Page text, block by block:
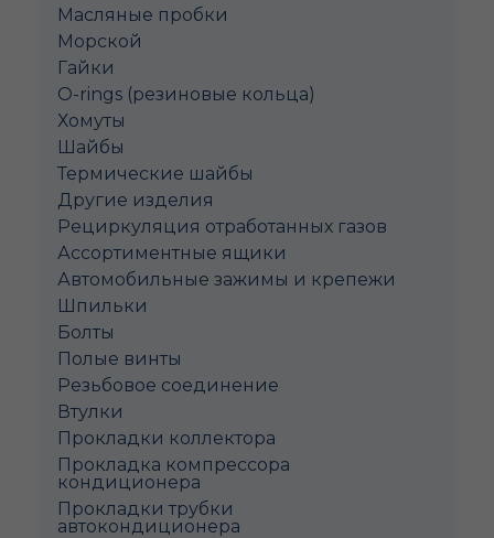
Масляные пробки
Морской
Гайки
O-rings (резиновые кольца)
Хомуты
Шайбы
Термические шайбы
Другие изделия
Рециркуляция отработанных газов
Ассортиментные ящики
Автомобильные зажимы и крепежи
Шпильки
Болты
Полые винты
Pезьбовое соединение
Втулки
Прокладки коллектора
Прокладка компрессора
кондиционера
Прокладки трубки
автокондиционера